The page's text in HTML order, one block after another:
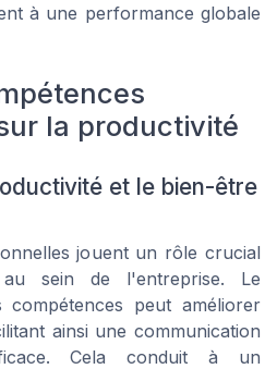
à une performance globale
la productivité
et le bien-être
jouent un rôle crucial
sein de l'entreprise. Le
compétences peut améliorer
ainsi une communication
Cela conduit à un